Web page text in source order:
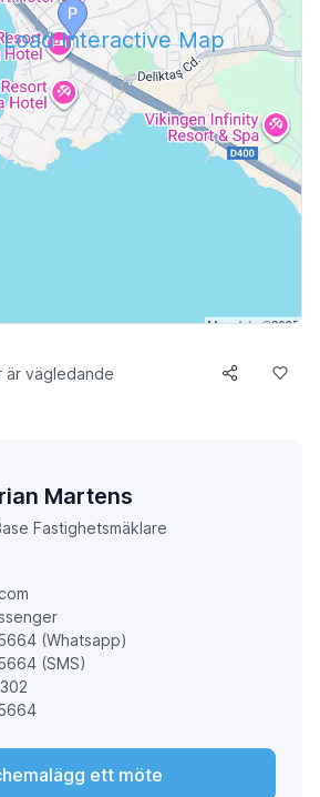
Interactive Map
är vägledande
Martens
Fastighetsmäklare
(Whatsapp)
(SMS)
ett möte